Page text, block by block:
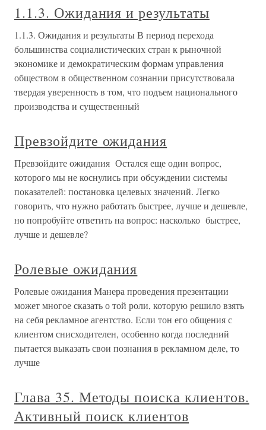
1.1.3. Ожидания и результаты
1.1.3. Ожидания и результаты В период перехода
большинства социалистических стран к рыночной
экономике и демократическим формам управления
обществом в общественном сознании присутствовала
твердая уверенность в том, что подъем национального
производства и существенный
Превзойдите ожидания
Превзойдите ожидания Остался еще один вопрос,
которого мы не коснулись при обсуждении системы
показателей: постановка целевых значений. Легко
говорить, что нужно работать быстрее, лучше и дешевле,
но попробуйте ответить на вопрос: насколько быстрее,
лучше и дешевле?
Ролевые ожидания
Ролевые ожидания Манера проведения презентации
может многое сказать о той роли, которую решило взять
на себя рекламное агентство. Если тон его общения с
клиентом снисходителен, особенно когда последний
пытается выказать свои познания в рекламном деле, то
лучше
Глава 35. Методы поиска клиентов.
Активный поиск клиентов